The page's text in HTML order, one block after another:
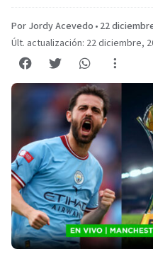
Por Jordy Acevedo • 22
Últ. actualización: 22 diciembre,